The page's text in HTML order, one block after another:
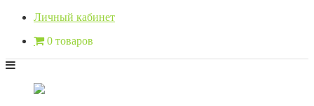
Личный кабинет
0 товаров